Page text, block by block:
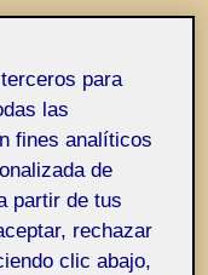
para
las
fines analíticos
de
partir de tus
rechazar
clic abajo,